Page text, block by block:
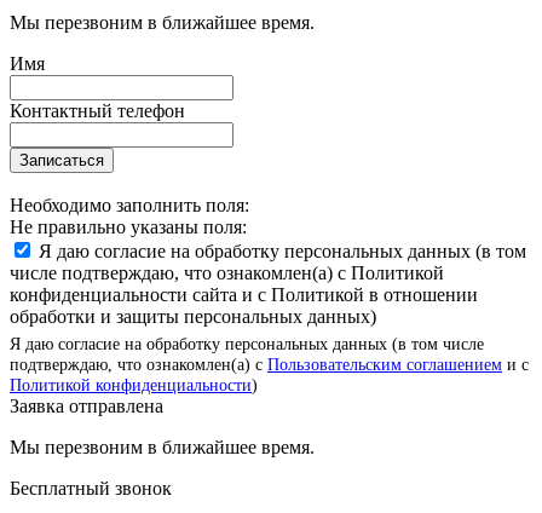
Мы перезвоним в ближайшее время.
Имя
Контактный телефон
Записаться
Необходимо заполнить поля:
Не правильно указаны поля:
Я даю согласие на обработку персональных данных (в том
числе подтверждаю, что ознакомлен(а) с Политикой
конфиденциальности сайта и с Политикой в отношении
обработки и защиты персональных данных)
Я даю согласие на обработку персональных данных (в том числе
подтверждаю, что ознакомлен(а) с Пользовательским соглашением и с
Политикой конфиденциальности)
Заявка отправлена
Мы перезвоним в ближайшее время.
Бесплатный звонок